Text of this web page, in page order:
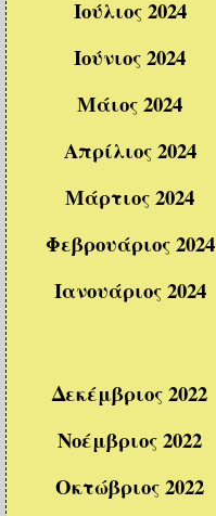
Ιούλιος 2024
Ιούνιος 2024
Μάιος 2024
Απρίλιος 2024
Μάρτιος 2024
Φεβρουάριος 2024
Ιανουάριος 2024
Δεκέμβριος 2022
Νοέμβριος 2022
Οκτώβριος 2022